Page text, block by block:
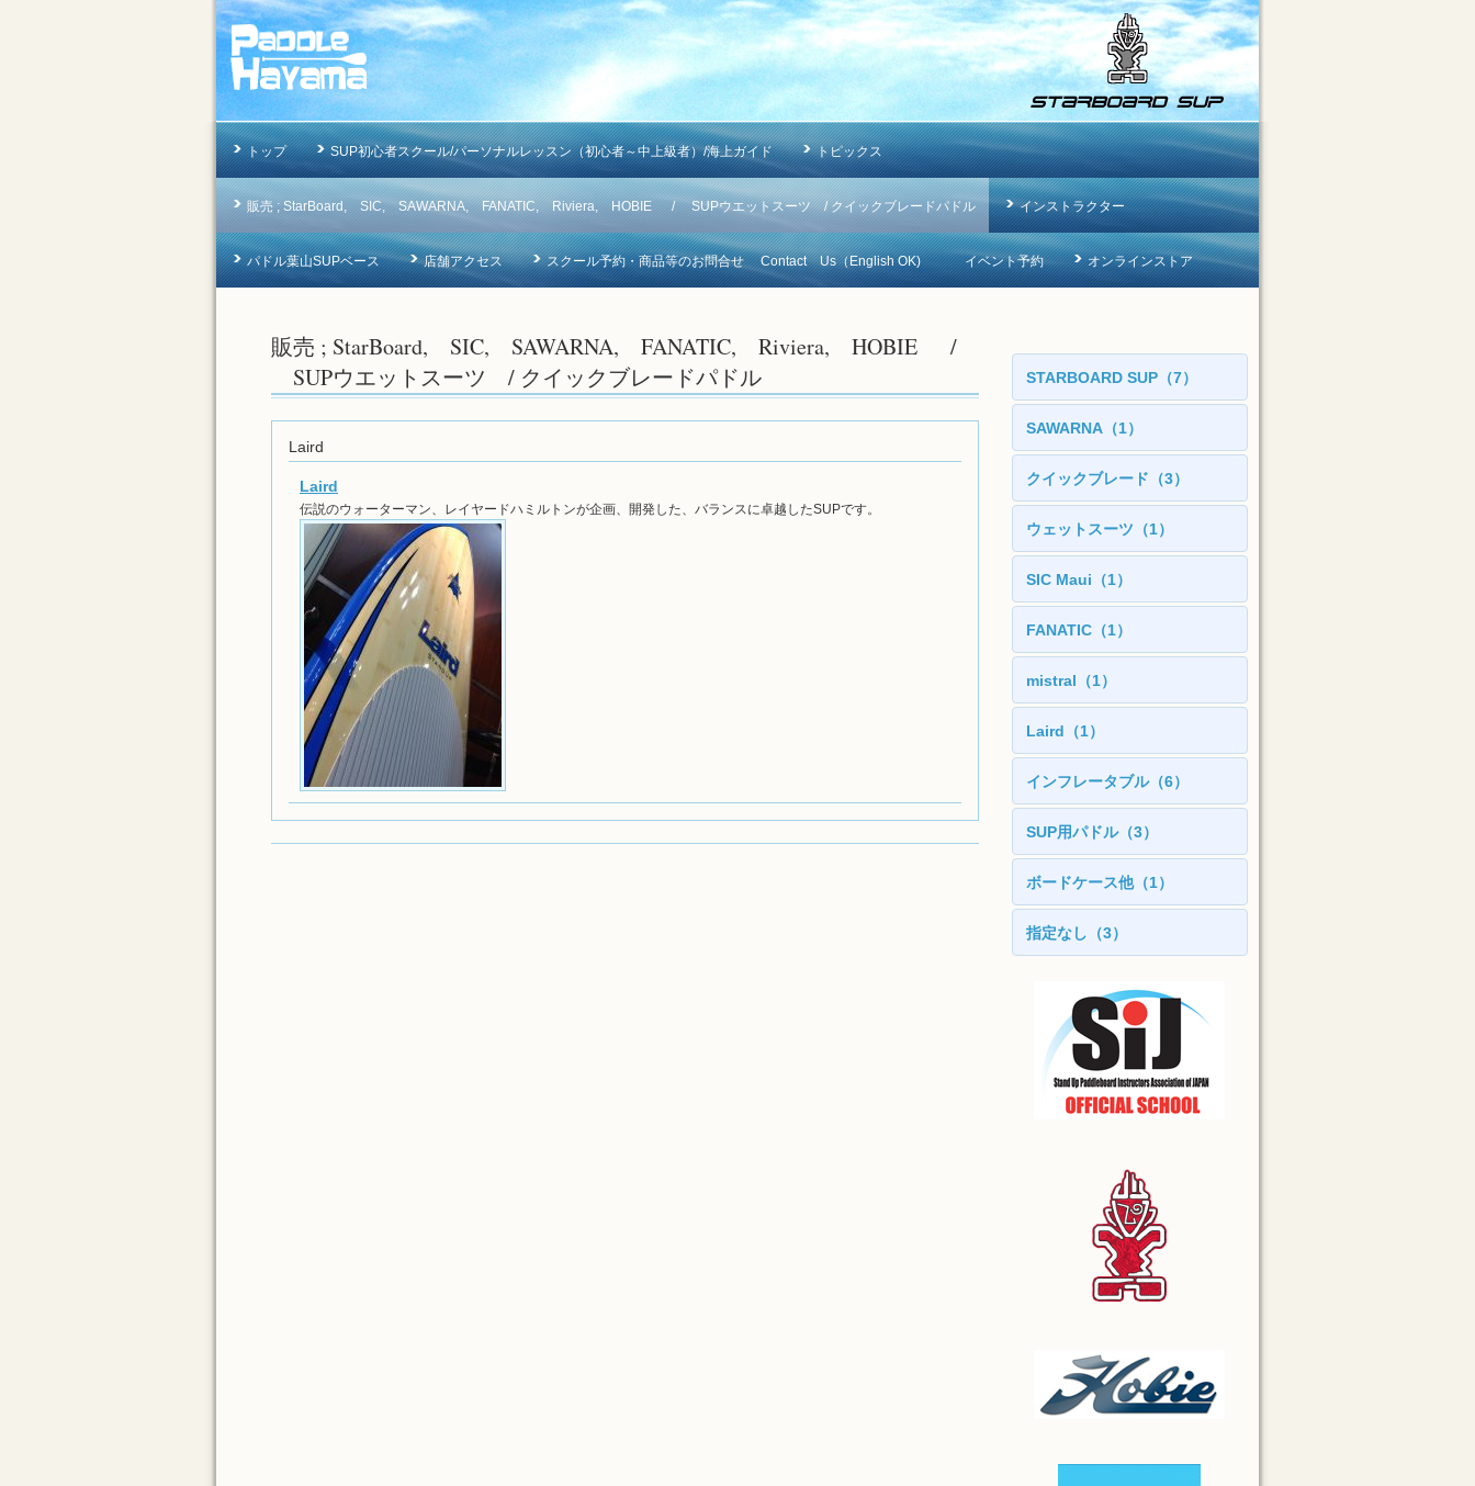
トップ SUP初心者スクール/パーソナルレッスン（初心者～中上級者）/海上ガイド トピックス
販売 ; StarBoard, SIC, SAWARNA, FANATIC, Riviera, HOBIE / SUPウエットスーツ / クイックブレードパドル インストラクター
パドル葉山SUPベース 店舗アクセス スクール予約・商品等のお問合せ Contact Us（English OK) イベント予約 オンラインストア
販売 ; StarBoard, SIC, SAWARNA, FANATIC, Riviera, HOBIE /
SUPウエットスーツ / クイックブレードパドル
Laird
Laird
伝説のウォーターマン、レイヤードハミルトンが企画、開発した、バランスに卓越したSUPです。
STARBOARD SUP（7）
SAWARNA（1）
クイックブレード（3）
ウェットスーツ（1）
SIC Maui（1）
FANATIC（1）
mistral（1）
Laird（1）
インフレータブル（6）
SUP用パドル（3）
ボードケース他（1）
指定なし（3）